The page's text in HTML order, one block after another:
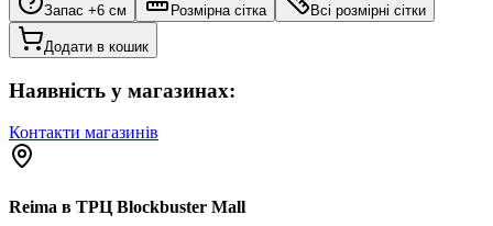
Запас +6 см Розмірна сітка Всі розмірні сітки
Додати в кошик
Наявність у магазинах:
Контакти магазинів
Reima в ТРЦ Blockbuster Mall